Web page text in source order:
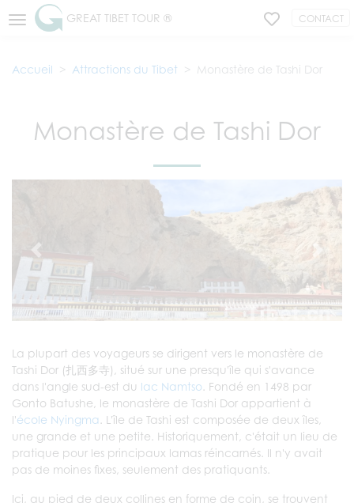
GREAT TIBET TOUR ® CONTACT
Accueil Attractions du Tibet Monastère de Tashi Dor
Monastère de Tashi Dor
La plupart des voyageurs se dirigent vers le monastère de
Tashi Dor (扎西多寺), situé sur une presqu'île qui s'avance
dans l'angle sud-est du lac Namtso . Fondé en 1498 par
Gonto Batushe, le monastère de Tashi Dor appartient à
l'école Nyingma . L'île de Tashi est composée de deux îles,
une grande et une petite. Historiquement, c'était un lieu de
pratique pour les principaux lamas réincarnés. Il n'y avait
pas de moines fixes, seulement des pratiquants.
Ici, au pied de deux collines en forme de coin, se trouvent